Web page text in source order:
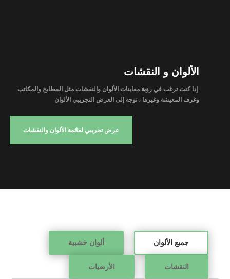
الألوان و النقشات
إذا كنت ترغب في رؤية معاينات الألوان والنقشات مثل المطابخ والمكاتب
وغرف المعيشة وغيرها ، توجه إلى العرض التجريبي الألوان
عرض تجريبي لقائمة الألوان والنقشات
جميع الألوان ألوان خشبية
النقشات الأرضيات